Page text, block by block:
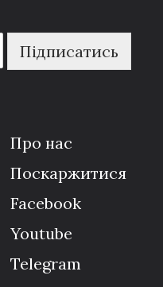
Підписатись
Про нас
Поскаржитися
Facebook
Youtube
Telegram